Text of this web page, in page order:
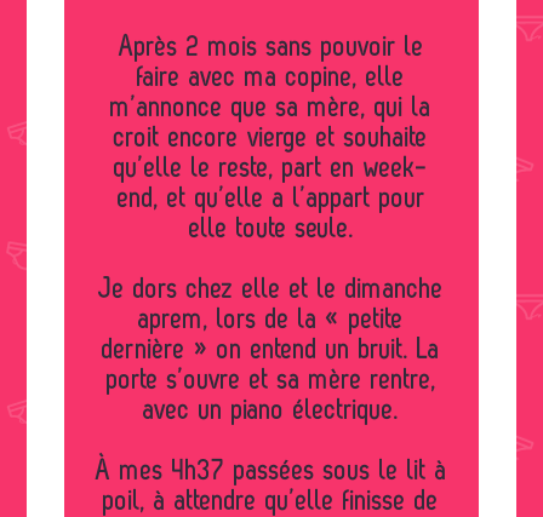
Après 2 mois sans pouvoir le
faire avec ma copine, elle
m’annonce que sa mère, qui la
croit encore vierge et souhaite
qu’elle le reste, part en week-
end, et qu’elle a l’appart pour
elle toute seule.
Je dors chez elle et le dimanche
aprem, lors de la « petite
dernière » on entend un bruit. La
porte s’ouvre et sa mère rentre,
avec un piano électrique.
À mes 4h37 passées sous le lit à
poil, à attendre qu’elle finisse de